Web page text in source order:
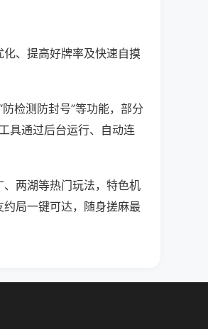
、提高好牌率及快速自摸
检测防封号”等功能，部分
具通过后台运行、自动连
两湖等热门玩法，特色机
局一键可达，随身搓麻最